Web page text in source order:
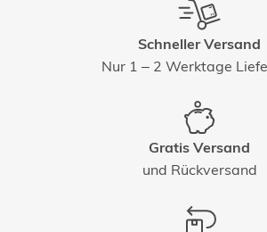
Schneller Versand
Nur 1 – 2 Werktage
Gratis Versand
und Rückversand